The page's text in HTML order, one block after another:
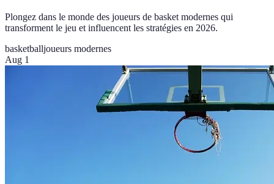
Plongez dans le monde des joueurs de basket modernes qui
transforment le jeu et influencent les stratégies en 2026.
basketballjoueurs modernes
Aug 1